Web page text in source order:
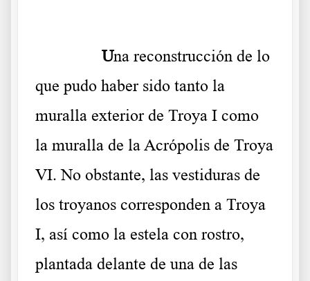
Una reconstrucción de lo
que pudo haber sido tanto la
muralla exterior de Troya I como
la muralla de la Acrópolis de Troya
VI. No obstante, las vestiduras de
los troyanos corresponden a Troya
I, así como la estela con rostro,
plantada delante de una de las